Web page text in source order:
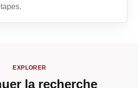
EXPLORER
la recherche